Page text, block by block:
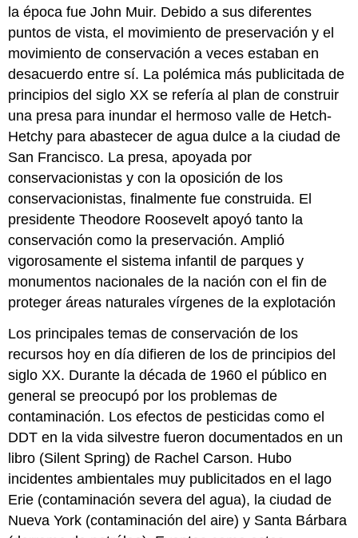
la época fue John Muir. Debido a sus diferentes
puntos de vista, el movimiento de preservación y el
movimiento de conservación a veces estaban en
desacuerdo entre sí. La polémica más publicitada de
principios del siglo XX se refería al plan de construir
una presa para inundar el hermoso valle de Hetch-
Hetchy para abastecer de agua dulce a la ciudad de
San Francisco. La presa, apoyada por
conservacionistas y con la oposición de los
conservacionistas, finalmente fue construida. El
presidente Theodore Roosevelt apoyó tanto la
conservación como la preservación. Amplió
vigorosamente el sistema infantil de parques y
monumentos nacionales de la nación con el fin de
proteger áreas naturales vírgenes de la explotación
Los principales temas de conservación de los
recursos hoy en día difieren de los de principios del
siglo XX. Durante la década de 1960 el público en
general se preocupó por los problemas de
contaminación. Los efectos de pesticidas como el
DDT en la vida silvestre fueron documentados en un
libro (Silent Spring) de Rachel Carson. Hubo
incidentes ambientales muy publicitados en el lago
Erie (contaminación severa del agua), la ciudad de
Nueva York (contaminación del aire) y Santa Bárbara